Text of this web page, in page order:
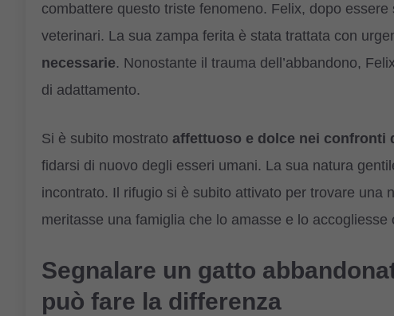
combattere questo triste fenomeno. Felix, dopo
veterinari. La sua zampa ferita è stata trattata con
necessarie. Nonostante il trauma dell’abbandono,
di adattamento.
Si è subito mostrato affettuoso e dolce nei confronti
fidarsi di nuovo degli esseri umani. La sua natura
incontrato. Il rifugio si è subito attivato per trovare una
meritasse una famiglia che lo amasse e lo accogliesse
Segnalare un gatto
può fare la differenza